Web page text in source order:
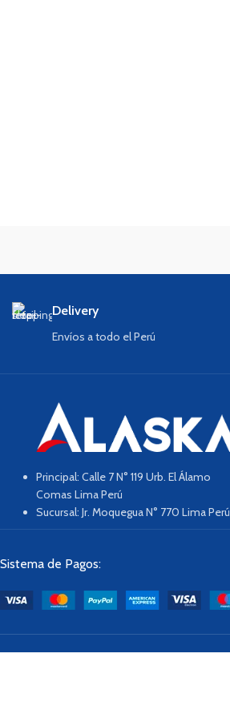
Delivery
Envíos a todo el Perú
Principal: Calle 7 N° 119 Urb. El Álamo
Comas Lima Perú
Sucursal: Jr. Moquegua N° 770 Lima Perú
Sistema de Pagos: